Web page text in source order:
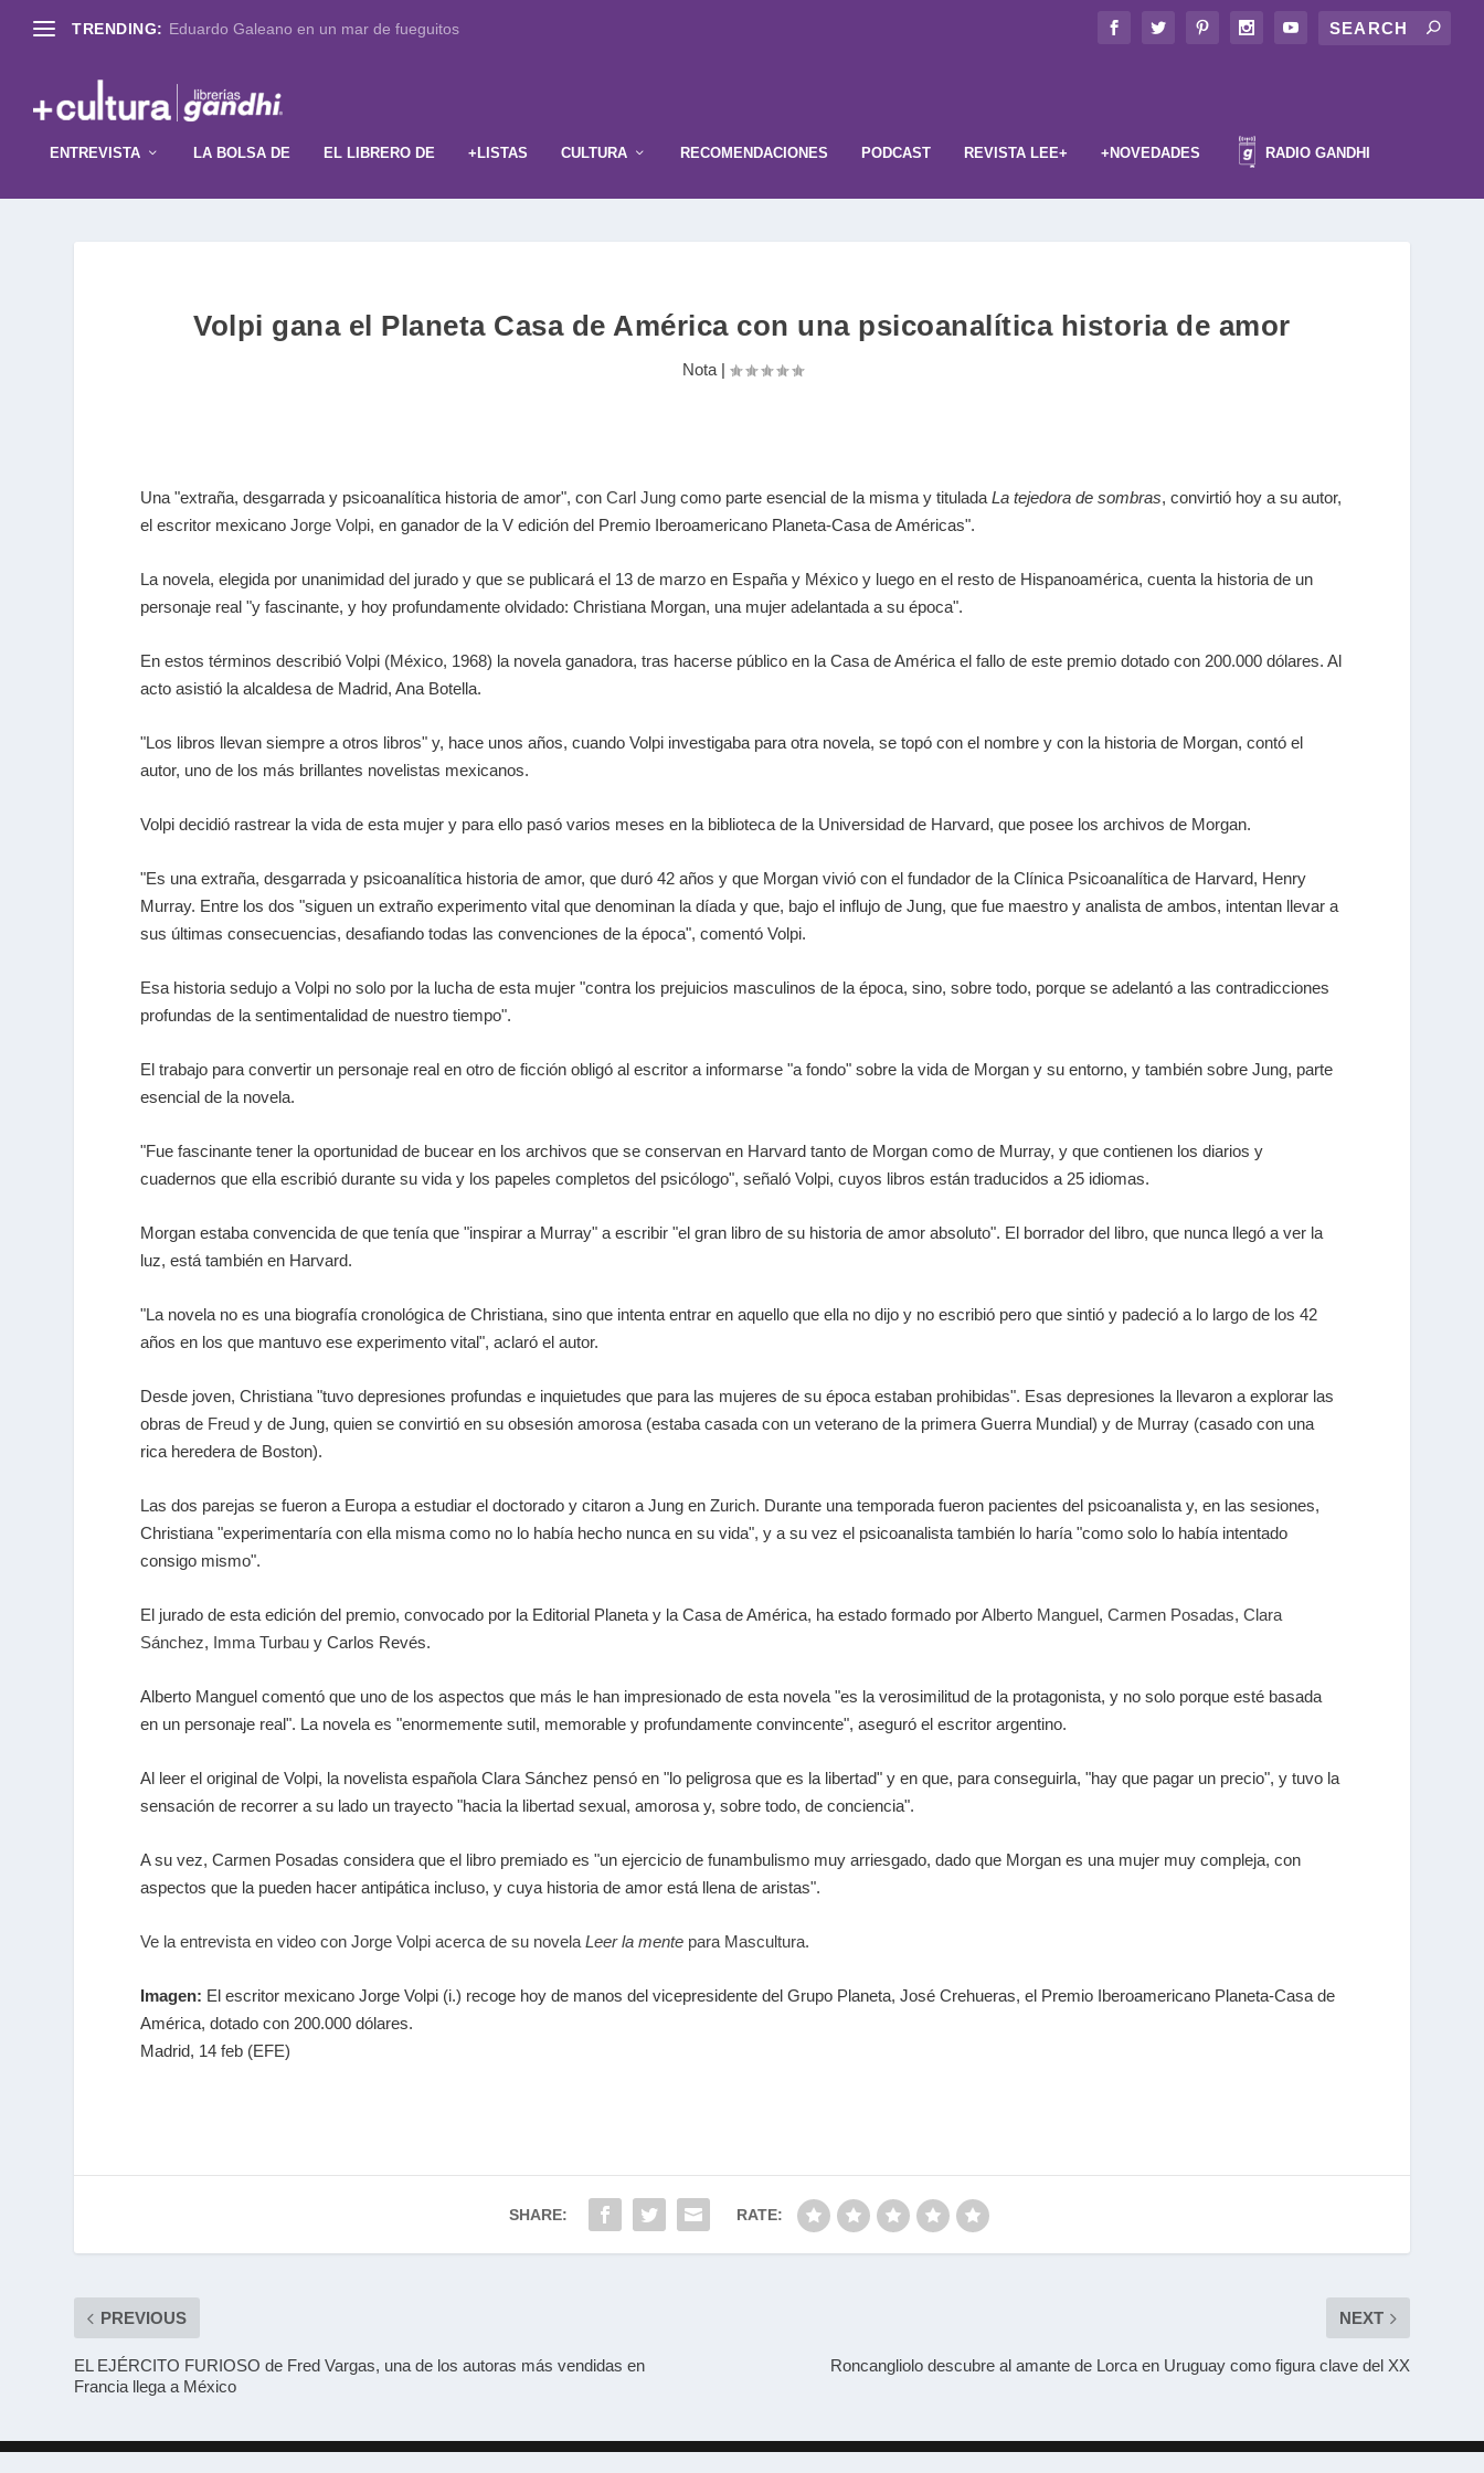
TRENDING: Eduardo Galeano en un mar de fueguitos
ENTREVISTA LA BOLSA DE EL LIBRERO DE +LISTAS CULTURA RECOMENDACIONES PODCAST REVISTA LEE+ +NOVEDADES RADIO GANDHI
Volpi gana el Planeta Casa de América con una psicoanalítica historia de amor
Nota|
Una "extraña, desgarrada y psicoanalítica historia de amor", conCarl Jung como parte esencial de la misma y tituladaLa tejedora de sombras, convirtió hoy a su autor,
el escritor mexicanoJorge Volpi, en ganador de la V edición del Premio Iberoamericano Planeta-Casa de Américas".
La novela, elegida por unanimidad del jurado y que se publicará el 13 de marzo en España y México y luego en el resto de Hispanoamérica, cuenta la historia de un
personaje real "y fascinante, y hoy profundamente olvidado: Christiana Morgan, una mujer adelantada a su época".
En estos términos describió Volpi (México, 1968) la novela ganadora, tras hacerse público en la Casa de América el fallo de este premio dotado con 200.000 dólares. Al
acto asistió la alcaldesa de Madrid, Ana Botella.
"Los libros llevan siempre a otros libros" y, hace unos años, cuando Volpi investigaba para otra novela, se topó con el nombre y con la historia de Morgan, contó el
autor, uno de los más brillantes novelistas mexicanos.
Volpi decidió rastrear la vida de esta mujer y para ello pasó varios meses en la biblioteca de la Universidad de Harvard, que posee los archivos de Morgan.
"Es una extraña, desgarrada y psicoanalítica historia de amor, que duró 42 años y que Morgan vivió con el fundador de la Clínica Psicoanalítica de Harvard, Henry
Murray. Entre los dos "siguen un extraño experimento vital que denominan la díada y que, bajo el influjo de Jung, que fue maestro y analista de ambos, intentan llevar a
sus últimas consecuencias, desafiando todas las convenciones de la época", comentó Volpi.
Esa historia sedujo a Volpi no solo por la lucha de esta mujer "contra los prejuicios masculinos de la época, sino, sobre todo, porque se adelantó a las contradicciones
profundas de la sentimentalidad de nuestro tiempo".
El trabajo para convertir un personaje real en otro de ficción obligó al escritor a informarse "a fondo" sobre la vida de Morgan y su entorno, y también sobre Jung, parte
esencial de la novela.
"Fue fascinante tener la oportunidad de bucear en los archivos que se conservan en Harvard tanto de Morgan como de Murray, y que contienen los diarios y
cuadernos que ella escribió durante su vida y los papeles completos del psicólogo", señaló Volpi, cuyos libros están traducidos a 25 idiomas.
Morgan estaba convencida de que tenía que "inspirar a Murray" a escribir "el gran libro de su historia de amor absoluto". El borrador del libro, que nunca llegó a ver la
luz, está también en Harvard.
"La novela no es una biografía cronológica de Christiana, sino que intenta entrar en aquello que ella no dijo y no escribió pero que sintió y padeció a lo largo de los 42
años en los que mantuvo ese experimento vital", aclaró el autor.
Desde joven, Christiana "tuvo depresiones profundas e inquietudes que para las mujeres de su época estaban prohibidas". Esas depresiones la llevaron a explorar las
obras de Freud y de Jung, quien se convirtió en su obsesión amorosa (estaba casada con un veterano de la primera Guerra Mundial) y de Murray (casado con una
rica heredera de Boston).
Las dos parejas se fueron a Europa a estudiar el doctorado y citaron a Jung en Zurich. Durante una temporada fueron pacientes del psicoanalista y, en las sesiones,
Christiana "experimentaría con ella misma como no lo había hecho nunca en su vida", y a su vez el psicoanalista también lo haría "como solo lo había intentado
consigo mismo".
El jurado de esta edición del premio, convocado por la Editorial Planeta y la Casa de América, ha estado formado porAlberto Manguel,Carmen Posadas,Clara
Sánchez, Imma Turbau y Carlos Revés.
Alberto Manguel comentó que uno de los aspectos que más le han impresionado de esta novela "es la verosimilitud de la protagonista, y no solo porque esté basada
en un personaje real". La novela es "enormemente sutil, memorable y profundamente convincente", aseguró el escritor argentino.
Al leer el original de Volpi, la novelista española Clara Sánchez pensó en "lo peligrosa que es la libertad" y en que, para conseguirla, "hay que pagar un precio", y tuvo la
sensación de recorrer a su lado un trayecto "hacia la libertad sexual, amorosa y, sobre todo, de conciencia".
A su vez, Carmen Posadas considera que el libro premiado es "un ejercicio de funambulismo muy arriesgado, dado que Morgan es una mujer muy compleja, con
aspectos que la pueden hacer antipática incluso, y cuya historia de amor está llena de aristas".
Ve la entrevista en video con Jorge Volpi acerca de su novelaLeer la mente para Mascultura.
Imagen: El escritor mexicano Jorge Volpi (i.) recoge hoy de manos del vicepresidente del Grupo Planeta, José Crehueras, el Premio Iberoamericano Planeta-Casa de
América, dotado con 200.000 dólares.
Madrid, 14 feb (EFE)
SHARE: RATE:
PREVIOUS
EL EJÉRCITO FURIOSO de Fred Vargas, una de los autoras más vendidas en
Francia llega a México
NEXT
Roncangliolo descubre al amante de Lorca en Uruguay como figura clave del XX